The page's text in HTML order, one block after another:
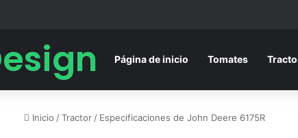
Página de inicio Tomates
Inicio /Tractor / Especificaciones de John Deere 6175R